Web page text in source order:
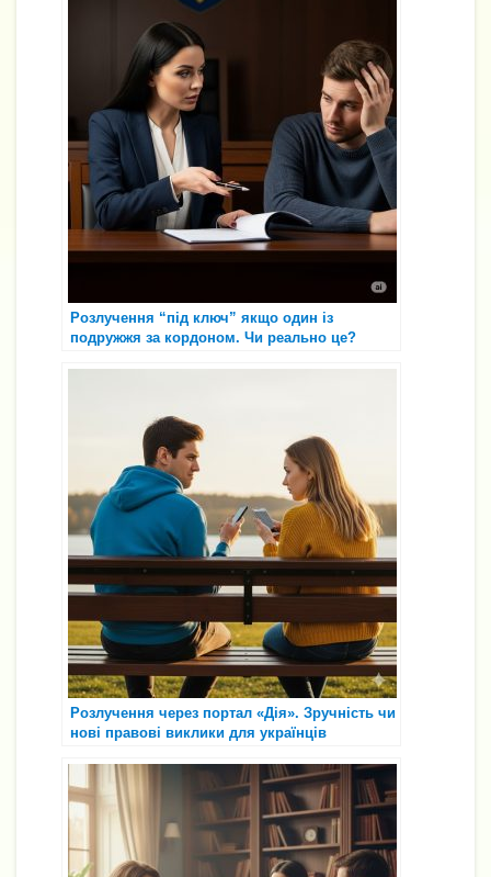
Розлучення “під ключ” якщо один із
подружжя за кордоном. Чи реально це?
Розлучення через портал «Дія». Зручність чи
нові правові виклики для українців